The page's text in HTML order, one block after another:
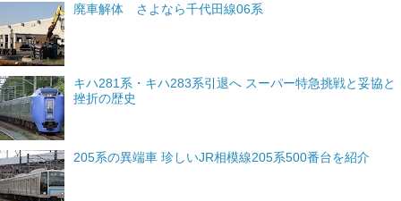
廃車解体 さよなら千代田線06系
キハ281系・キハ283系引退へ スーパー特急挑戦と妥協と
挫折の歴史
205系の異端車 珍しいJR相模線205系500番台を紹介